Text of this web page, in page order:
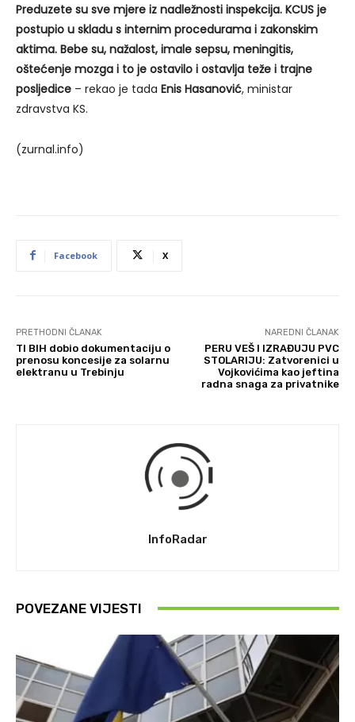
Preduzete su sve mjere iz nadležnosti inspekcija. KCUS je
postupio u skladu s internim procedurama i zakonskim
aktima. Bebe su, nažalost, imale sepsu, meningitis,
oštećenje mozga i to je ostavilo i ostavlja teže i trajne
posljedice – rekao je tada Enis Hasanović, ministar
zdravstva KS.
(zurnal.info)
Facebook X
PRETHODNI ČLANAK
TI BIH dobio dokumentaciju o
prenosu koncesije za solarnu
elektranu u Trebinju
NAREDNI ČLANAK
PERU VEŠ I IZRAĐUJU PVC
STOLARIJU: Zatvorenici u
Vojkovićima kao jeftina
radna snaga za privatnike
InfoRadar
POVEZANE VIJESTI